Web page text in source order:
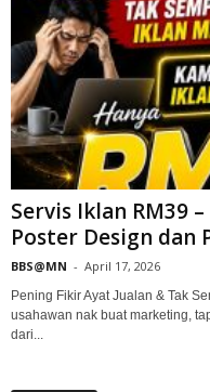
Servis Iklan RM39
Poster Design dan
BBS@MN - April 17, 2026
Pening Fikir Ayat Jualan & Tak
usahawan nak buat marketing,
dari...